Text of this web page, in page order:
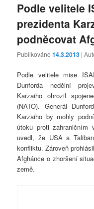
Podle velitele
prezidenta
podněcovat
Publikováno14.3.2013 |
Podle velitele mise
Dunforda nedělní
Karzaiho ohrozil
(NATO). Generál
Karzaiho by mohly
útoku proti zahraničním
uvedl, že USA a
konfliktu. Zároveň
Afghánce o zhoršení
země.